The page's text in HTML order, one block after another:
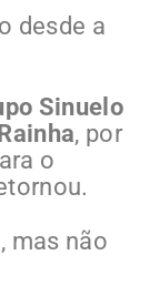
desde a
Sinuelo
, por
o
mas não